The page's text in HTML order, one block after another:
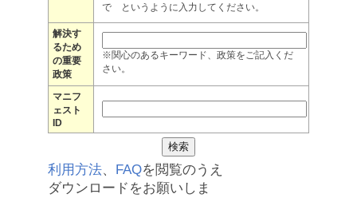
で というように入力してください。
解決す
るため
の重要
政策
※関心のあるキーワード、政策をご記入くだ
さい。
マニフ
ェスト
ID
利用方法、 FAQを閲覧のうえ
ダウンロードをお願いしま